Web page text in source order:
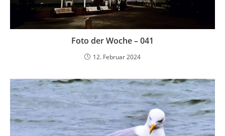
Foto der Woche – 041
12. Februar 2024